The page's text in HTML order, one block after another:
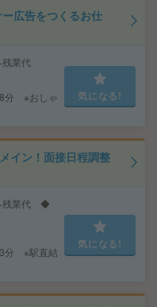
ー広告をつくるお仕
業代
8分 ※おしゃ
気になる!
イン！面接日程調整
残業代 ◆
3分 ※駅直結
気になる!